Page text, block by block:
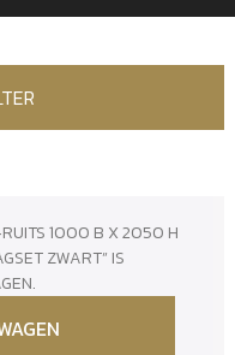
RUITS 1000 B X 2050 H
ZWART” IS